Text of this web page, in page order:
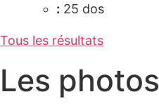
: 25 dos
Tous les résultats
Les photos